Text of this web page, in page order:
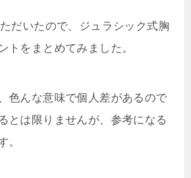
だいたので、ジュラシック式胸
トをまとめてみました。
色んな意味で個人差があるので
とは限りませんが、参考になる
。